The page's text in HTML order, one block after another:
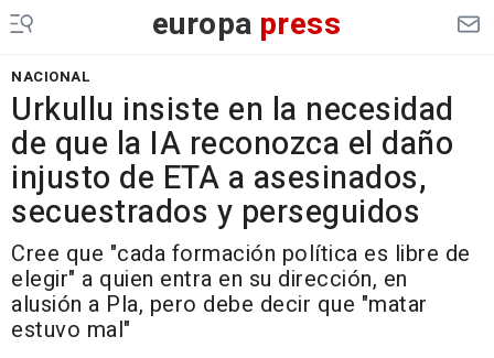
europa press
NACIONAL
Urkullu insiste en la necesidad
de que la IA reconozca el daño
injusto de ETA a asesinados,
secuestrados y perseguidos
Cree que "cada formación política es libre de
elegir" a quien entra en su dirección, en
alusión a Pla, pero debe decir que "matar
estuvo mal"